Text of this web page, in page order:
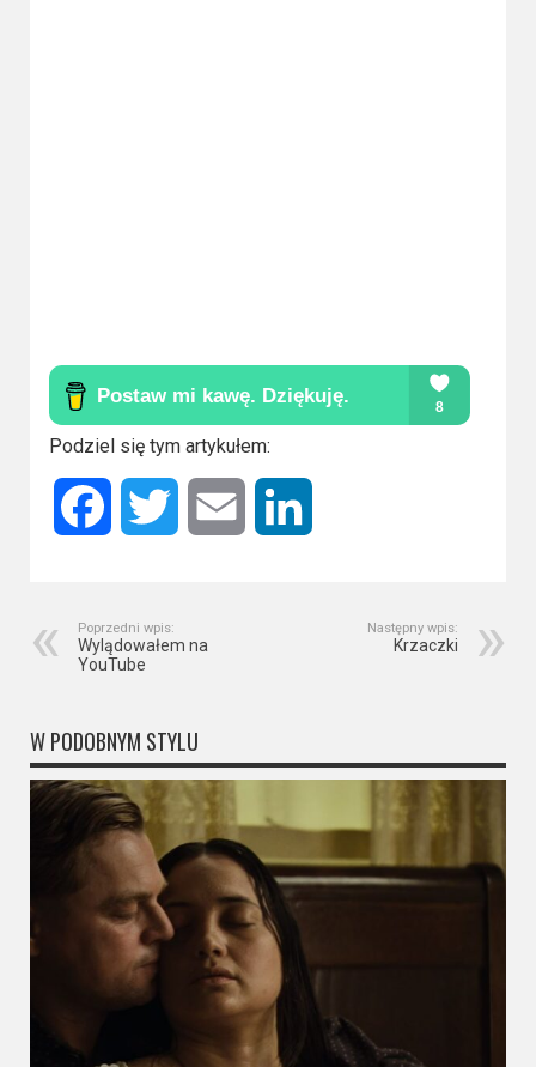
Podziel się tym artykułem:
Facebook Twitter Email
Poprzedni wpis:
Wylądowałem na
YouTube
Następny wpis:
Krzaczki
W PODOBNYM STYLU